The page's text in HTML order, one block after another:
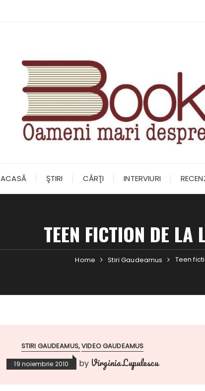
ACASĂ ŞTIRI CĂRŢI INTERVIURI
TEEN FICTION DE LA
Home Stiri Gaudeamus Teen
STIRI GAUDEAMUS VIDEO GAUDEAMUS
19 noiembrie 2010 by Virginia Lupulescu